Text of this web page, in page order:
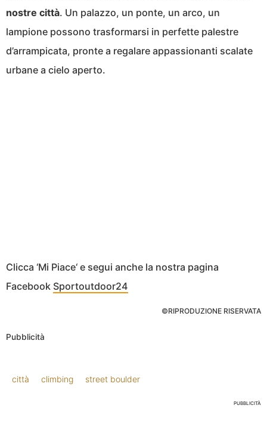
nostre città. Un palazzo, un ponte, un arco, un
lampione possono trasformarsi in perfette palestre
d’arrampicata, pronte a regalare appassionanti scalate
urbane a cielo aperto.
Clicca ‘Mi Piace‘ e segui anche la nostra pagina
Facebook Sportoutdoor24
©RIPRODUZIONE RISERVATA
Pubblicità
città climbing street boulder
PUBBLICITÀ